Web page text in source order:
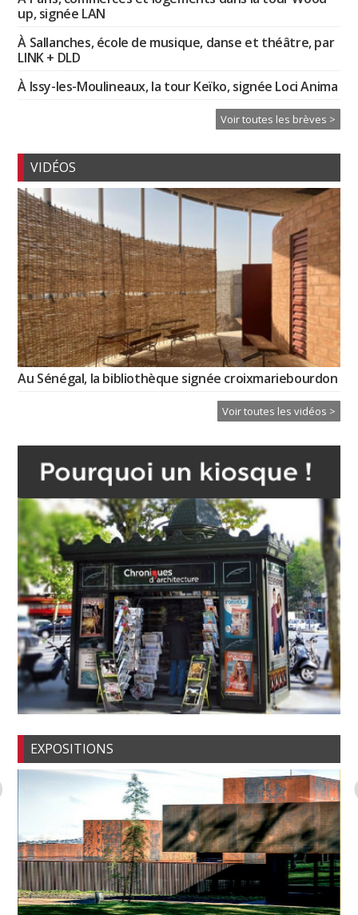
up, signée LAN
À Sallanches, école de musique, danse et théâtre, par
LINK + DLD
À Issy-les-Moulineaux, la tour Keïko, signée Loci Anima
Voir toutes les brèves >
VIDÉOS
Au Sénégal, la bibliothèque signée croixmariebourdon
Voir toutes les vidéos >
EXPOSITIONS